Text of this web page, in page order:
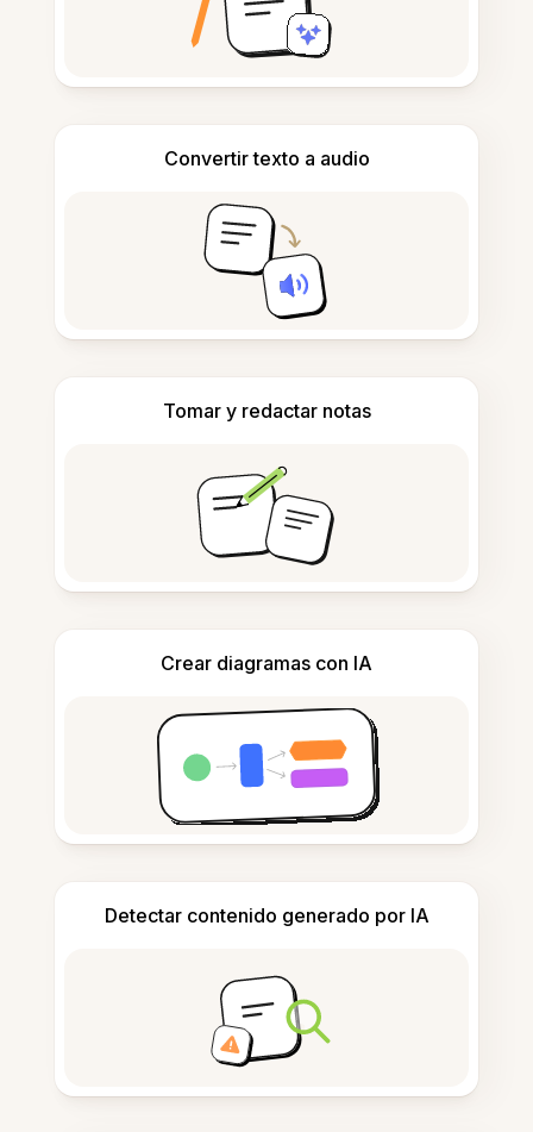
Convertir texto a audio
Tomar y redactar notas
Crear diagramas con IA
Detectar contenido generado por IA